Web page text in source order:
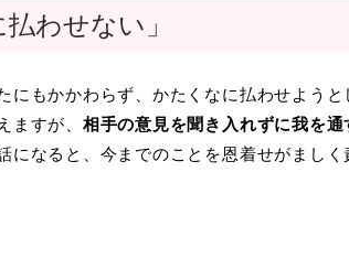
わせない」
にもかかわらず、かたくなに払わせよう
ますが、 相手の意見を聞き入れずに我を
になると、今までのことを恩着せがまし